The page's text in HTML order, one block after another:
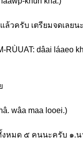
ล้วครับ เตรียมจดเลยน
RÙUAT: dâai láaeo
wâa maa looei.)
งหมด ๕ คนนะครับ ๑.น